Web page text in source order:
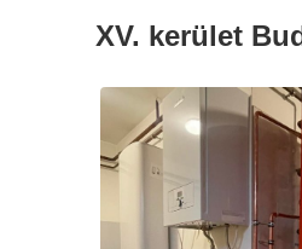
XV. kerület